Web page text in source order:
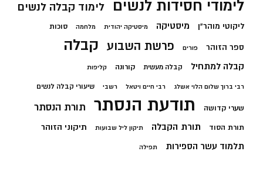
לימודי חסידות לנשים לימוד קבלה לנשים
ליקוטי מוהר"ן מיסטיקה מיסטיקה יהודית מלחמה סוכות
ספר הזוהר פורים פרשת השבוע קבלה
קבלה למתחיל קבלה מעשית קורונה קליפות
רבי ברוך שלום הלוי אשלג רבי חיים ויטאל רשבי שיעורי קבלה לנשים
שערי קדושה תודעת הנסתר תורת הנסתר
תורת הסוד תורת הקבלה תיקון ליל שבועות תיקוני הזוהר
תלמוד עשר הספירות תפילה